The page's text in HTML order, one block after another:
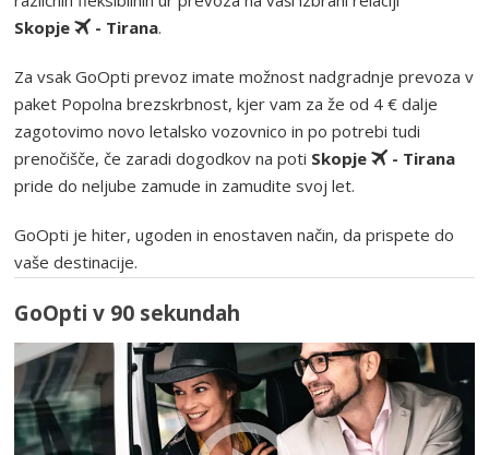
Skopje
- Tirana.
Za vsak GoOpti prevoz imate možnost nadgradnje prevoza v
paket Popolna brezskrbnost, kjer vam za že od 4 € dalje
zagotovimo novo letalsko vozovnico in po potrebi tudi
prenočišče, če zaradi dogodkov na poti Skopje
- Tirana
pride do neljube zamude in zamudite svoj let.
GoOpti je hiter, ugoden in enostaven način, da prispete do
vaše destinacije.
GoOpti v 90 sekundah